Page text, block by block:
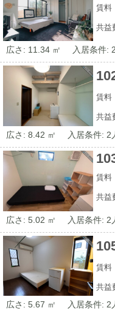
賃料
共益
広さ: 11.34 ㎡ 入居条件:
賃料
共益
広さ: 8.42 ㎡ 入居条件: 2
賃料
共益
広さ: 5.02 ㎡ 入居条件: 2
賃料
共益
広さ: 5.67 ㎡ 入居条件: 2